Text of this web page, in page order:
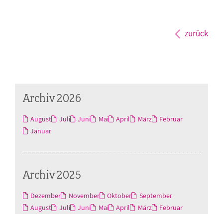
zurück
Archiv 2026
August Juli Juni Mai April März
Februar
Januar
Archiv 2025
Dezember November Oktober
September
August
Juli Juni Mai April März
Februar